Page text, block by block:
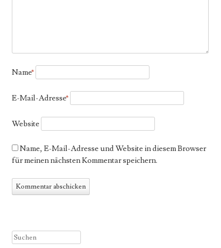
Name*
E-Mail-Adresse*
Website
Name, E-Mail-Adresse und Website in diesem Browser
für meinen nächsten Kommentar speichern.
Suchen